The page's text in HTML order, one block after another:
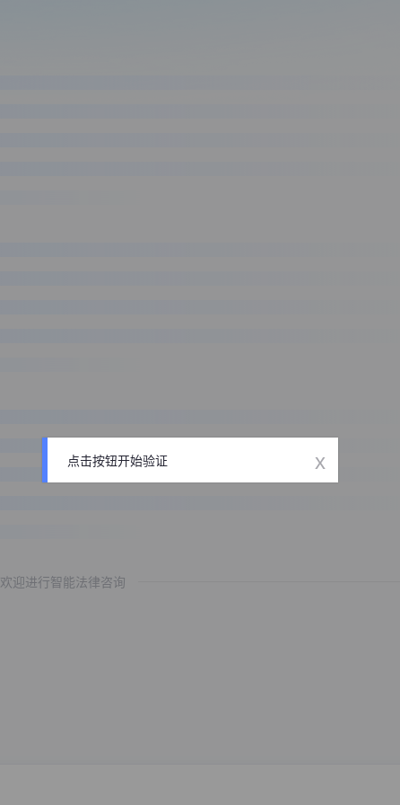
欢迎进行智能法律咨询
点击按钮开始验证 x